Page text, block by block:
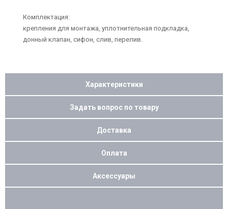
Комплектация:
крепления для монтажа, уплотнительная подкладка,
донный клапан, сифон, слив, перелив.
Характеристики
Задать вопрос по товару
Доставка
Оплата
Аксессуары